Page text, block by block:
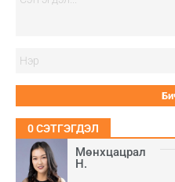
Мөнхцацрал
Н.
0СЭТГЭГДЭЛ